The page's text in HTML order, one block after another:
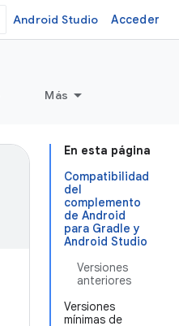
Android Studio Acceder
Más
En esta página
Compatibilidad
del
complemento
de Android
para Gradle y
Android Studio
Versiones
anteriores
Versiones
mínimas de